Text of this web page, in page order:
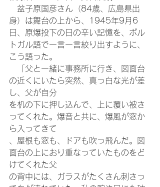
盆子原国彦さん（84歳、広島県出
身）は舞台の上から、1945年9月6
日、原爆投下の日の辛い記憶を、ポル
トガル語で一言一言絞り出すように、
こう語った。
「父と一緒に事務所に行き、図面台
の近くにいたら突然、真っ白な光が差
し、父が自分
を机の下に押し込んで、上に覆い被さ
ってくれた。爆音と共に、爆風が窓か
ら入ってきて
、屋根も窓も、ドアも吹っ飛んだ。図
面台の上におり重なっていたものをど
けてくれた父
の背中には、ガラスがたくさん刺さっ